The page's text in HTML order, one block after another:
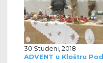
30 Studeni, 2018
ADVENT u Kloštru